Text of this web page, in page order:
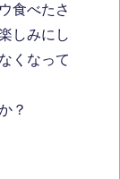
食べたさ
しみにし
くなって
？